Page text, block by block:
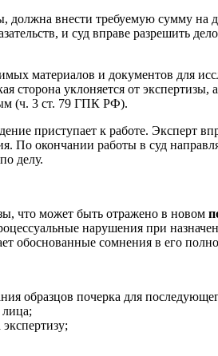
должна внести требуемую сумму
и суд вправе разрешить
материалов и документов для
сторона уклоняется от
(ч. 3 ст. 79 ГПК РФ).
приступает к работе. Эксперт
окончании работы в суд
делу.
что может быть отражено в новом
нарушения при
обоснованные сомнения в его
образцов почерка для
лица;